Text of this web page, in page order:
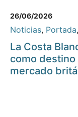
26/06/2026
Noticias, Portada,
La Costa
como destino
mercado